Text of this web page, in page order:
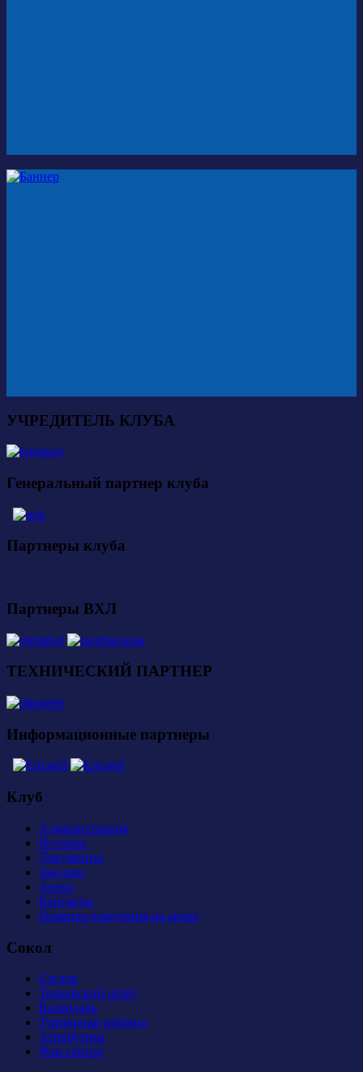
УЧРЕДИТЕЛЬ КЛУБА
Генеральный партнер клуба
Партнеры клуба
Партнеры ВХЛ
ТЕХНИЧЕСКИЙ ПАРТНЕР
Информационные партнеры
Клуб
Администрация
История
Документы
Закупки
Арена
Контакты
Правила поведения на арене
Сокол
Состав
Тренерский штаб
Календарь
Турнирная таблица
Атрибутика
Фан-сектор